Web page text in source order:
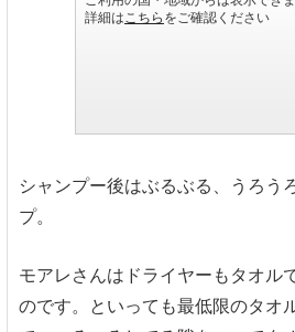
シャンプー後はぶるぶる、うろう
プ。
モアレさんはドライヤーもタオル
のです。といっても最低限のタオ